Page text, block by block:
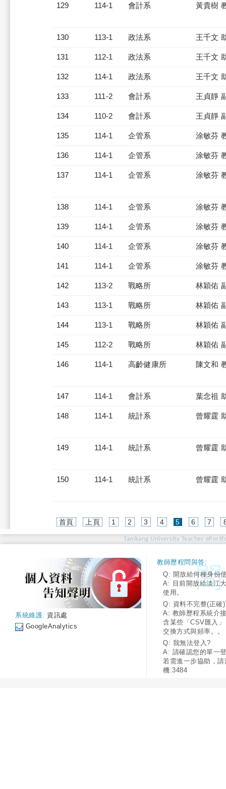
129 114-1 會計系 黃貴樹
130 113-1 政法系 王千文
131 112-1 政法系 王千文
132 114-1 政法系 王千文
133 111-2 會計系 王貞靜
134 110-2 會計系 王貞靜
135 114-1 企管系 涂敏芬
136 114-1 企管系 涂敏芬
137 114-1 企管系 涂敏芬
138 114-1 企管系 涂敏芬
139 114-1 企管系 涂敏芬
140 114-1 企管系 涂敏芬
141 114-1 企管系 涂敏芬
142 113-2 戰略所 林穎佑
143 113-1 戰略所 林穎佑
144 113-1 戰略所 林穎佑
145 112-2 戰略所 林穎佑
146 114-1 高齡健康所 陳文和
147 114-1 會計系 葉念祖
148 114-1 統計系 曾耀霆
149 114-1 統計系 曾耀霆
150 114-1 統計系 曾耀霆
首頁 上頁 1 2 3 4 5(current)
6 7
Tamkang University Teacher
系統維護: 資訊處
GoogleAnalytics
教師歷程問與答:
Q: 開放給何種身份
A: 目前開放給淡江
使用。
Q: 資料不完整(正確
A: 教師歷程系統介
含某些「CSV匯入
交換方式與頻率。。
Q: 我無法登入?
A: 請確認您的單一
若需進一步協助，
機:3484